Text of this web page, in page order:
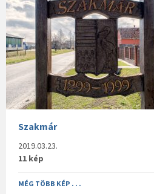
Szakmár
2019.03.23.
11 kép
MÉG TÖBB KÉP . . .